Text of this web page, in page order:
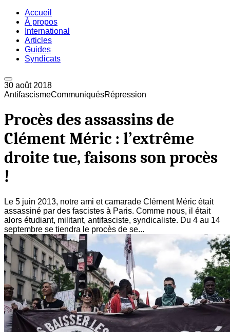
Accueil
À propos
International
Articles
Guides
Syndicats
30 août 2018
AntifascismeCommuniquésRépression
Procès des assassins de
Clément Méric : l’extrême
droite tue, faisons son procès
!
Le 5 juin 2013, notre ami et camarade Clément Méric était
assassiné par des fascistes à Paris. Comme nous, il était
alors étudiant, militant, antifasciste, syndicaliste. Du 4 au 14
septembre se tiendra le procès de se...